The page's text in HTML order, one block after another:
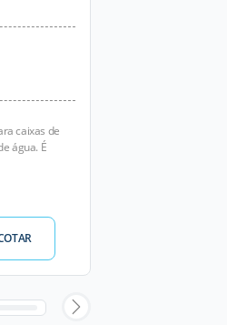
caixas de
água. É